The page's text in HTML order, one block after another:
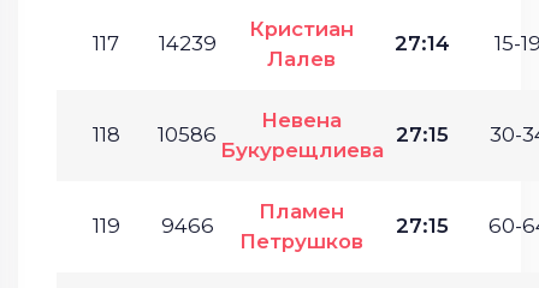
117 14239
Кристиан
Лалев
27:14 15-
118 10586
Невена
Букурещлиева
27:15 30-
119 9466
Пламен
Петрушков
27:15 60-